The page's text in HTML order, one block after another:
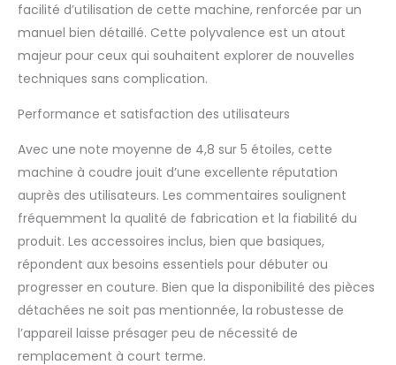
facilité d’utilisation de cette machine, renforcée par un
manuel bien détaillé. Cette polyvalence est un atout
majeur pour ceux qui souhaitent explorer de nouvelles
techniques sans complication.
Performance et satisfaction des utilisateurs
Avec une note moyenne de 4,8 sur 5 étoiles, cette
machine à coudre jouit d’une excellente réputation
auprès des utilisateurs. Les commentaires soulignent
fréquemment la qualité de fabrication et la fiabilité du
produit. Les accessoires inclus, bien que basiques,
répondent aux besoins essentiels pour débuter ou
progresser en couture. Bien que la disponibilité des pièces
détachées ne soit pas mentionnée, la robustesse de
l’appareil laisse présager peu de nécessité de
remplacement à court terme.